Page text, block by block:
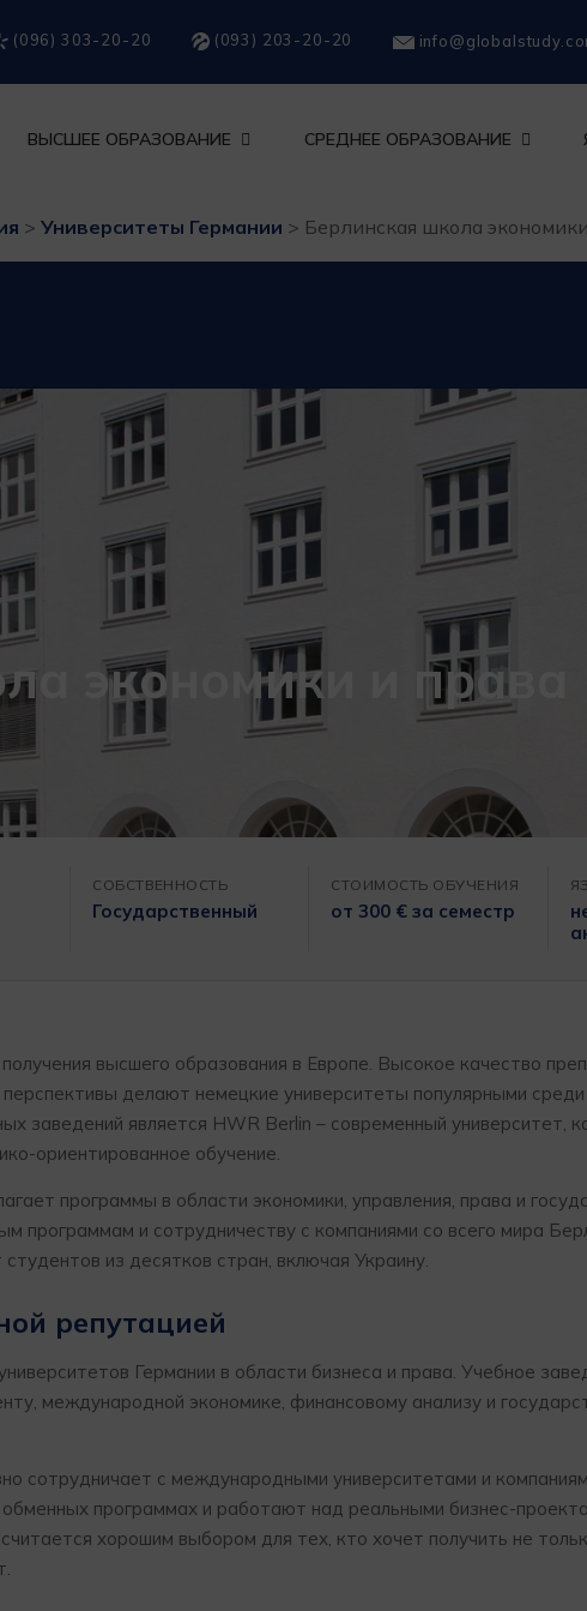
(096) 303-20-20 (093) 203-20-20
ВЫСШЕЕ ОБРАЗОВАНИЕ СРЕДНЕЕ ОБРАЗОВАНИЕ
>Университеты Германии > Берлинская школа
экономики и права
СОБСТВЕННОСТЬ
Государственный
СТОИМОСТЬ ОБУЧЕНИЯ
от 300 € за семестр
высшего образования в Европе. Высокое качество
делают немецкие университеты популярными среди
заведений является HWR Berlin – современный университет,
ориентированное обучение.
программы в области экономики, управления, права и
программам и сотрудничеству с компаниями со всего мира
из десятков стран, включая Украину.
репутацией
Германии в области бизнеса и права. Учебное
международной экономике, финансовому анализу и
сотрудничает с международными университетами и
программах и работают над реальными бизнес-
хорошим выбором для тех, кто хочет получить не